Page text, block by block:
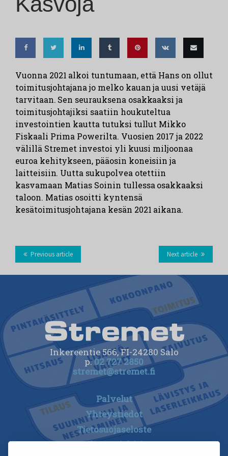
on
Facebook
on
Twitter
on
LinkedIn
on
Tumblr
on VK this
Vuonna 2021 alkoi tuntumaan, että Hans on ollut
toimitusjohtajana jo melko kauan ja uusi vetäjä
tarvitaan. Sen seurauksena osakkaaksi ja
toimitusjohtajiksi saatiin houkuteltua
investointien kautta tutuksi tullut Mikko
Fiskaali Prima Powerilta. Vuosien 2017 ja 2022
välillä Stremet investoi yli kuusi miljoonaa
euroa kehitykseen, pääosin koneisiin ja
laitteisiin. Uutta sukupolvea otettiin
kasvamaan Matias Soinin tullessa osakkaaksi
taloon. Matias osoitti kyntensä
kesätoimitusjohtajana kesän 2021 aikana.
Next article
Previous article
Inkereentie 566, FI-24280 Salo
p.02 727 2850
stremet@stremet.fi
Palvelut
Yhteystiedot
Tietosuojaseloste
Tilaa uutiskirje